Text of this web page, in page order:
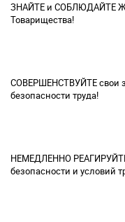
ЗНАЙТЕ и СОБЛЮДАЙТЕ
Товарищества!
СОВЕРШЕНСТВУЙТЕ свои
безопасности труда!
НЕМЕДЛЕННО
безопасности и условий